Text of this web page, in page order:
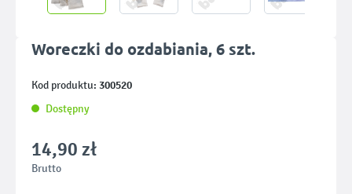
Woreczki do ozdabiania, 6 szt.
Kod produktu: 300520
Dostępny
14,90 zł
Brutto